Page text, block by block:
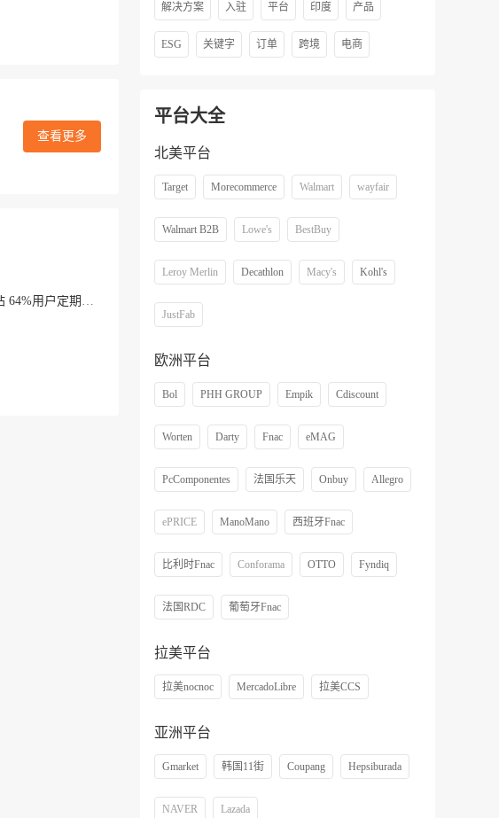
查看更多
亚马逊沙特站成为当地最受欢迎购物网站 64%用户定期购物
解决方案 入驻 平台 印度 产品
ESG 关键字 订单 跨境 电商
平台大全
北美平台
Target Morecommerce Walmart wayfair
Walmart B2B Lowe's BestBuy
Leroy Merlin Decathlon Macy's Kohl's
JustFab
欧洲平台
Bol PHH GROUP Empik Cdiscount
Worten Darty Fnac eMAG
PcComponentes 法国乐天 Onbuy Allegro
ePRICE ManoMano 西班牙Fnac
比利时Fnac Conforama OTTO Fyndiq
法国RDC 葡萄牙Fnac
拉美平台
拉美nocnoc MercadoLibre 拉美CCS
亚洲平台
Gmarket 韩国11街 Coupang Hepsiburada
NAVER Lazada